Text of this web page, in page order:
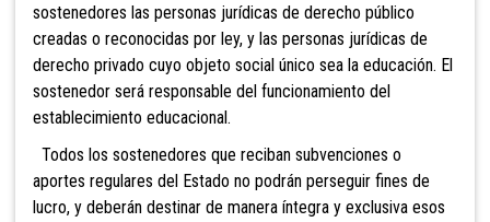
sostenedores las personas jurídicas de derecho público
creadas o reconocidas por ley, y las personas jurídicas de
derecho privado cuyo objeto social único sea la educación. El
sostenedor será responsable del funcionamiento del
establecimiento educacional.
Todos los sostenedores que reciban subvenciones o
aportes regulares del Estado no podrán perseguir fines de
lucro, y deberán destinar de manera íntegra y exclusiva esos